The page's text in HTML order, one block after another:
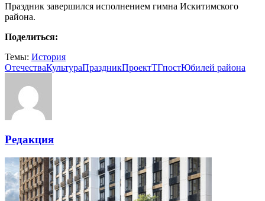
Праздник завершился исполнением гимна Искитимского
района.
Поделиться:
Темы: История
ОтечестваКультураПраздникПроектТГпостЮбилей района
Редакция